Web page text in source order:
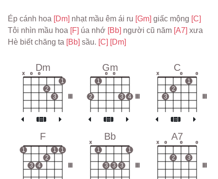
Ép cánh hoa [Dm] nhạt mầu êm ái ru [Gm] giấc mộng [C]
Tôi nhìn mầu hoa [F] úa nhớ [Bb] người cũ năm [A7] xưa
Hè biết chăng ta [Bb] sầu. [C] [Dm]
Dm
x o o
2
3
1
Gm
2
1
o o
3 4
C
x
3
2
o
1
o
F
1
3 4
2
1 1
Bb
x
1
3 3 3
1
A7
x o
2
o
3
o